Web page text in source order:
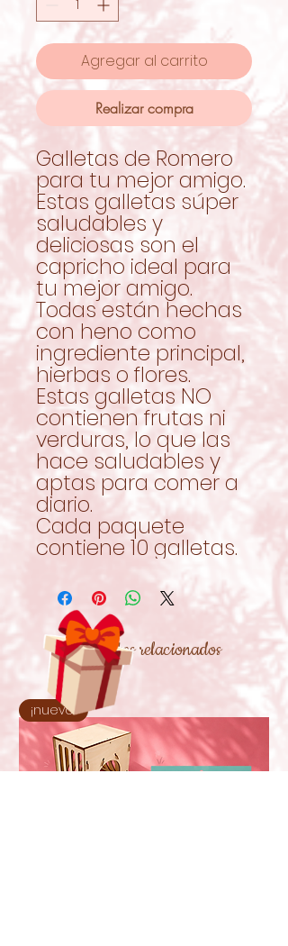
Agregar al carrito
Realizar compra
Galletas de Romero
para tu mejor amigo.
Estas galletas súper
saludables y
deliciosas son el
capricho ideal para
tu mejor amigo.
Todas están hechas
con heno como
ingrediente principal,
hierbas o flores.
Estas galletas NO
contienen frutas ni
verduras, lo que las
hace saludables y
aptas para comer a
diario.
Cada paquete
contiene 10 galletas.
Productos relacionados
¡nuevo!